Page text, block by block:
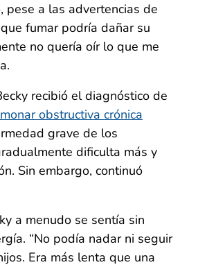
pese a las advertencias de
fumar podría dañar su
no quería oír lo que me
recibió el diagnóstico de
obstructiva crónica
grave de los
dificulta más y
Sin embargo, continuó
a menudo se sentía sin
“No podía nadar ni seguir
Era más lenta que una